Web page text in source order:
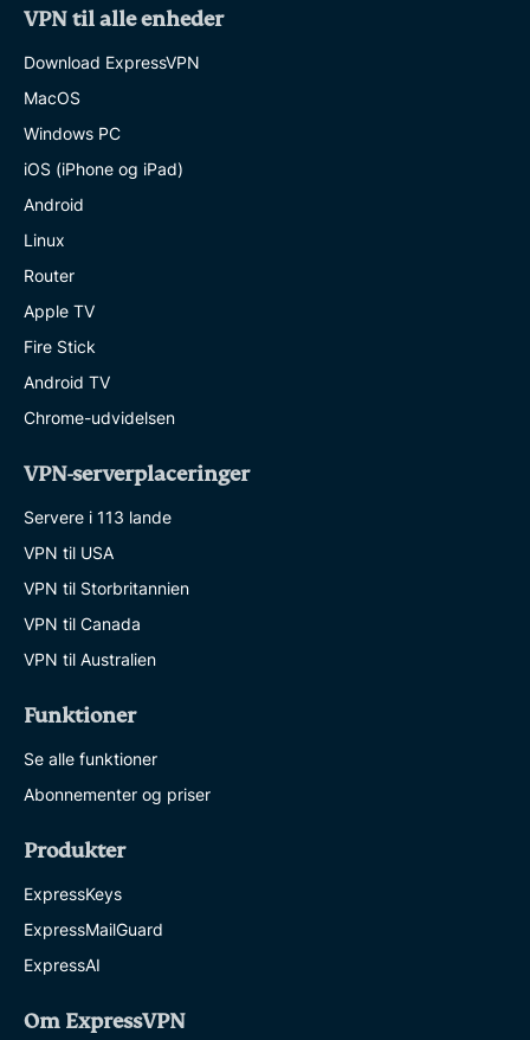
VPN til alle enheder
Download ExpressVPN
MacOS
Windows PC
iOS (iPhone og iPad)
Android
Linux
Router
Apple TV
Fire Stick
Android TV
Chrome-udvidelsen
VPN-serverplaceringer
Servere i 113 lande
VPN til USA
VPN til Storbritannien
VPN til Canada
VPN til Australien
Funktioner
Se alle funktioner
Abonnementer og priser
Produkter
ExpressKeys
ExpressMailGuard
ExpressAI
Om ExpressVPN